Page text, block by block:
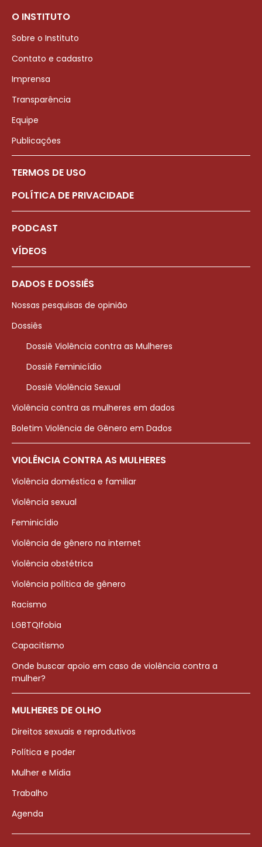
O INSTITUTO
Sobre o Instituto
Contato e cadastro
Imprensa
Transparência
Equipe
Publicações
TERMOS DE USO
POLÍTICA DE PRIVACIDADE
PODCAST
VÍDEOS
DADOS E DOSSIÊS
Nossas pesquisas de opinião
Dossiês
Dossiê Violência contra as Mulheres
Dossiê Feminicídio
Dossiê Violência Sexual
Violência contra as mulheres em dados
Boletim Violência de Gênero em Dados
VIOLÊNCIA CONTRA AS MULHERES
Violência doméstica e familiar
Violência sexual
Feminicídio
Violência de gênero na internet
Violência obstétrica
Violência política de gênero
Racismo
LGBTQIfobia
Capacitismo
Onde buscar apoio em caso de violência contra a
mulher?
MULHERES DE OLHO
Direitos sexuais e reprodutivos
Política e poder
Mulher e Mídia
Trabalho
Agenda